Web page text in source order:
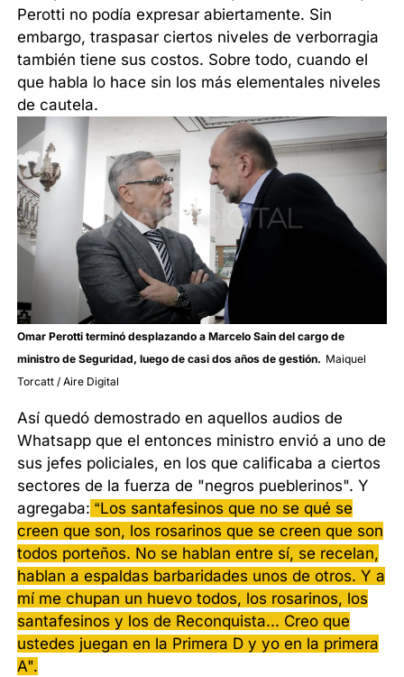
Perotti no podía expresar abiertamente. Sin
embargo, traspasar ciertos niveles de verborragia
también tiene sus costos. Sobre todo, cuando el
que habla lo hace sin los más elementales niveles
de cautela.
Omar Perotti terminó desplazando a Marcelo Sain del cargo de
ministro de Seguridad, luego de casi dos años de gestión. Maiquel
Torcatt / Aire Digital
Así quedó demostrado en aquellos audios de
Whatsapp que el entonces ministro envió a uno de
sus jefes policiales, en los que calificaba a ciertos
sectores de la fuerza de "negros pueblerinos". Y
agregaba: “Los santafesinos que no se qué se
creen que son, los rosarinos que se creen que son
todos porteños. No se hablan entre sí, se recelan,
hablan a espaldas barbaridades unos de otros. Y a
mí me chupan un huevo todos, los rosarinos, los
santafesinos y los de Reconquista... Creo que
ustedes juegan en la Primera D y yo en la primera
A".